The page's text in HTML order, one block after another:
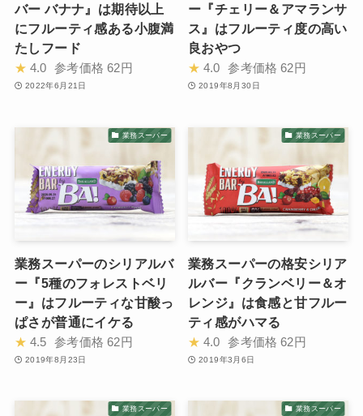
バー バナナ』は期待以上
にフルーティ感ある小腹満
たしフード
★ 4.0 参考価格 62円
2022年6月21日
ー『チェリー＆アマランサ
ス』はフルーティ度の高い
良おやつ
★ 4.0 参考価格 62円
2019年8月30日
業務スーパー
業務スーパーのシリアルバ
ー『5種のフォレストベリ
ー』はフルーティな甘酸っ
ぱさが普通にイケる
★ 4.5 参考価格 62円
2019年8月23日
業務スーパー
業務スーパーの格安シリア
ルバー『クランベリー＆オ
レンジ』は食感と甘フルー
ティ感がハマる
★ 4.0 参考価格 62円
2019年3月6日
業務スーパー 業務スーパー